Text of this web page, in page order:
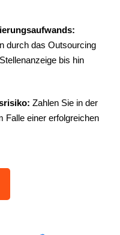
durch das Outsourcing
bis hin
Zahlen Sie in der
Falle einer erfolgreichen